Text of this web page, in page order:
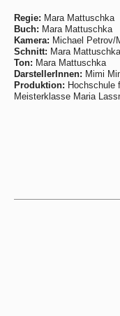
Regie: Mara Mattuschka
Buch: Mara Mattuschka
Kamera: Michael Petrov/
Schnitt: Mara Mattuschka
Ton: Mara Mattuschka
DarstellerInnen: Mimi
Produktion: Hochschule
Meisterklasse Maria